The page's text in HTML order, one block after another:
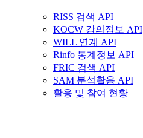
RISS 검색 API
KOCW 강의정보 API
WILL 연계 API
Rinfo 통계정보 API
FRIC 검색 API
SAM 분석활용 API
활용 및 참여 현황